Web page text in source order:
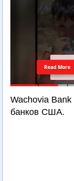
Read More
Wachovia
банков США.